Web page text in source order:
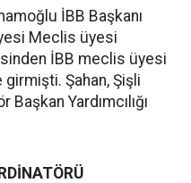
İBB Başkanı
Meclis üyesi
İBB meclis üyesi
Şahan, Şişli
Yardımcılığı